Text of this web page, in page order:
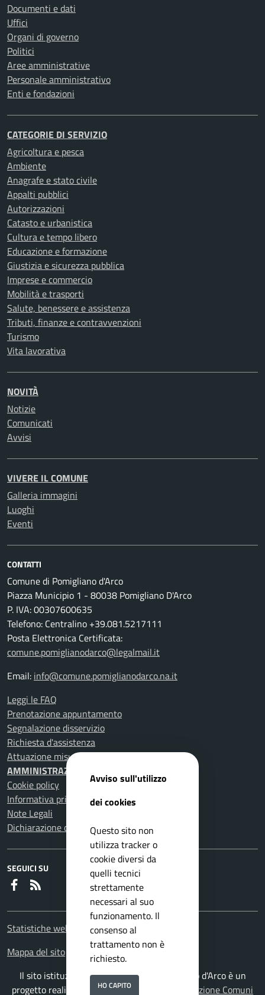
Documenti e dati
Uffici
Organi di governo
Politici
Aree amministrative
Personale amministrativo
Enti e fondazioni
CATEGORIE DI SERVIZIO
Agricoltura e pesca
Ambiente
Anagrafe e stato civile
Appalti pubblici
Autorizzazioni
Catasto e urbanistica
Cultura e tempo libero
Educazione e formazione
Giustizia e sicurezza pubblica
Imprese e commercio
Mobilità e trasporti
Salute, benessere e assistenza
Tributi, finanze e contravvenzioni
Turismo
Vita lavorativa
NOVITÀ
Notizie
Comunicati
Avvisi
VIVERE IL COMUNE
Galleria immagini
Luoghi
Eventi
CONTATTI
Comune di Pomigliano d'Arco
Piazza Municipio 1 - 80038 Pomigliano D'Arco
P. IVA: 00307600635
Telefono: Centralino +39.081.5217111
Posta Elettronica Certificata:
comune.pomiglianodarco@legalmail.it
Email: info@comune.pomiglianodarco.na.it
Leggi le FAQ
Prenotazione appuntamento
Segnalazione disservizio
Richiesta d'assistenza
Attuazione misure PNRR
AMMINISTRAZIONE TRASPARENTE
Cookie policy
Informativa privacy
Note Legali
Dichiarazione di accessibilità
SEGUICI SU
Faceboook
Statistiche web
Mappa del sito
Il sito istituzionale del Comune di Pomigliano d'Arco è un
progetto realizzato daISWEB S.p.A. Soluzione Comuni
Avviso sull'utilizzo
dei cookies
Questo sito non
utilizza tracker o
cookie diversi da
quelli tecnici
strettamente
necessari al suo
funzionamento. Il
consenso al
trattamento non è
richiesto.
HO CAPITO